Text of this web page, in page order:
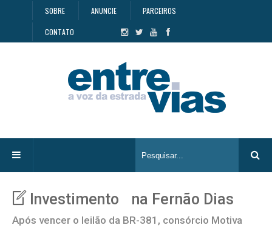
SOBRE ANUNCIE PARCEIROS
CONTATO
Investimento na Fernão Dias
Após vencer o leilão da BR-381, consórcio Motiva